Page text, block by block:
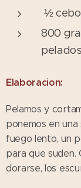
½
800
pelados
Elaboracion:
Pelamos y
ponemos en
fuego lento, un
para que suden.
dorarse, los